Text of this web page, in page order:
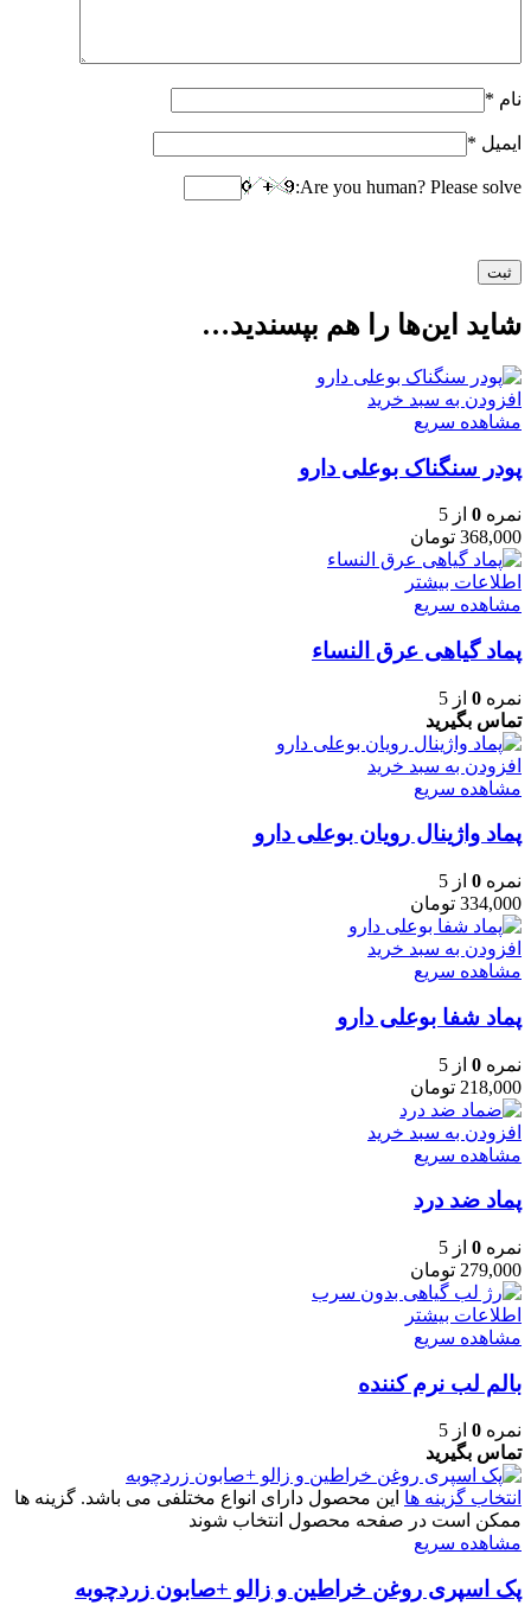
نام *
ایمیل *
Are you human? Please solve:
شاید این‌ها را هم بپسندید…
افزودن به سبد خرید
مشاهده سریع
پودر سنگناک بوعلی دارو
نمره 0 از 5
368,000 تومان
اطلاعات بیشتر
مشاهده سریع
پماد گیاهی عرق النساء
نمره 0 از 5
تماس بگیرید
افزودن به سبد خرید
مشاهده سریع
پماد واژینال رویان بوعلی دارو
نمره 0 از 5
334,000 تومان
افزودن به سبد خرید
مشاهده سریع
پماد شفا بوعلی دارو
نمره 0 از 5
218,000 تومان
افزودن به سبد خرید
مشاهده سریع
پماد ضد درد
نمره 0 از 5
279,000 تومان
اطلاعات بیشتر
مشاهده سریع
بالم لب نرم کننده
نمره 0 از 5
تماس بگیرید
انتخاب گزینه ها این محصول دارای انواع مختلفی می باشد. گزینه ها
ممکن است در صفحه محصول انتخاب شوند
مشاهده سریع
پک اسپری روغن خراطین و زالو +صابون زردچوبه